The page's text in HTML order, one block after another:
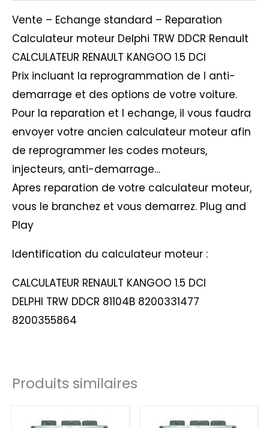
Vente – Echange standard – Reparation
Calculateur moteur Delphi TRW DDCR Renault
CALCULATEUR RENAULT KANGOO 1.5 DCI
Prix incluant la reprogrammation de l anti-
demarrage et des options de votre voiture.
Pour la reparation et l echange, il vous faudra
envoyer votre ancien calculateur moteur afin
de reprogrammer les codes moteurs,
injecteurs, anti-demarrage…
Apres reparation de votre calculateur moteur,
vous le branchez et vous demarrez. Plug and
Play
Identification du calculateur moteur :
CALCULATEUR RENAULT KANGOO 1.5 DCI
DELPHI TRW DDCR 81104B 8200331477
8200355864
Produits similaires